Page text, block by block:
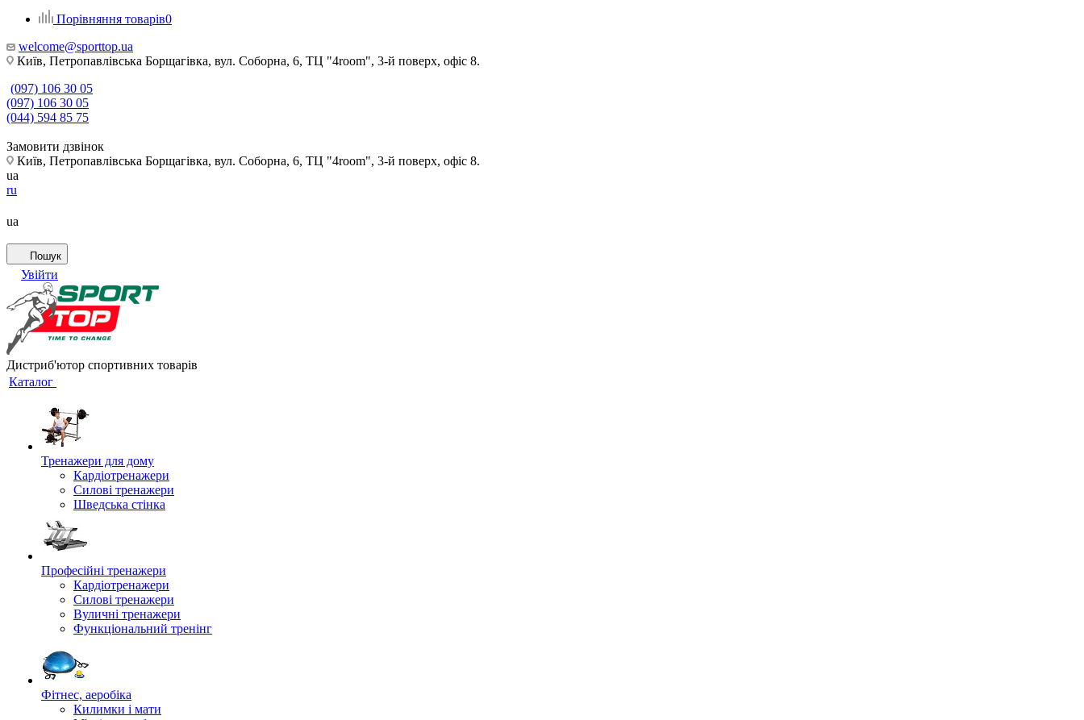
Порівняння товарів0
welcome@sporttop.ua
Київ, Петропавлівська Борщагівка, вул. Соборна, 6, ТЦ "4room", 3-й поверх, офіс 8.
(097) 106 30 05
(097) 106 30 05
(044) 594 85 75
Замовити дзвінок
Київ, Петропавлівська Борщагівка, вул. Соборна, 6, ТЦ "4room", 3-й поверх, офіс 8.
ua
ru
ua
Пошук
Увійти
Дистриб'ютор спортивних товарів
Каталог
Тренажери для дому
Кардіотренажери
Силові тренажери
Шведська стінка
Професійні тренажери
Кардіотренажери
Силові тренажери
Вуличні тренажери
Функціональний тренінг
Фітнес, аеробіка
Килимки і мати